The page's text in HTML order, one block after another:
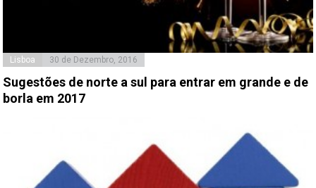
Lisboa 30 de Dezembro, 2016
Sugestões de norte a sul para entrar em grande e de
borla em 2017